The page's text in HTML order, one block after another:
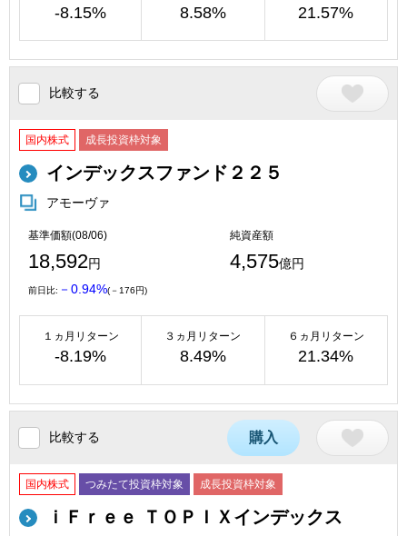
-8.15% 8.58% 21.57%
比較する
国内株式 成長投資枠対象
インデックスファンド２２５
アモーヴァ
基準価額(08/06)
18,592円
純資産額
4,575億円
前日比: －0.94%(－176円)
１ヵ月リターン
-8.19%
３ヵ月リターン
8.49%
６ヵ月リターン
21.34%
比較する 購入
国内株式 つみたて投資枠対象 成長投資枠対象
ｉＦｒｅｅ ＴＯＰＩＸインデックス